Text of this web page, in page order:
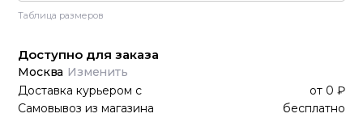
Таблица размеров
Доступно для заказа
Москва Изменить
Доставка курьером с от 0 ₽
Самовывоз из магазина
бесплатно